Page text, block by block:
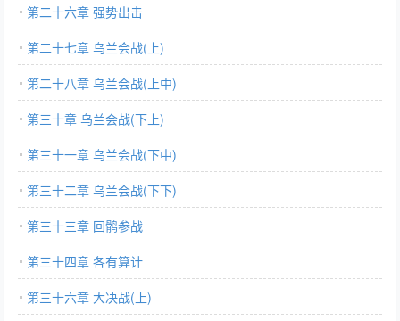
第二十六章 强势出击
第二十七章 乌兰会战(上)
第二十八章 乌兰会战(上中)
第三十章 乌兰会战(下上)
第三十一章 乌兰会战(下中)
第三十二章 乌兰会战(下下)
第三十三章 回鹘参战
第三十四章 各有算计
第三十六章 大决战(上)